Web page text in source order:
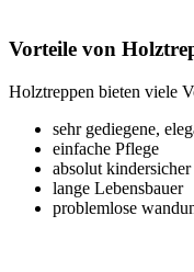
Vorteile von
Holztreppen bieten viele
sehr gediegene,
einfache Pflege
absolut kindersicher
lange Lebensbauer
problemlose